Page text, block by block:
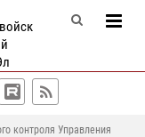
контроля Управления